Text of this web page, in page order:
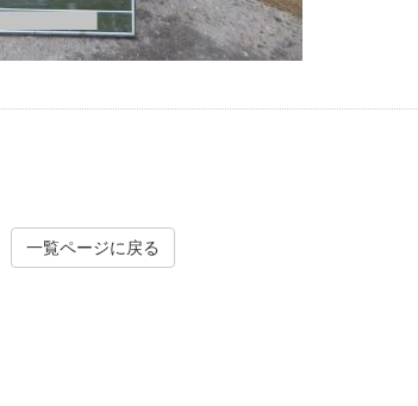
一覧ページに戻る